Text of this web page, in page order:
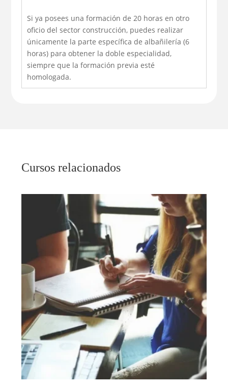
Si ya posees una formación de 20 horas en otro
oficio del sector construcción, puedes realizar
únicamente la parte específica de albañilería (6
horas) para obtener la doble especialidad,
siempre que la formación previa esté
homologada.
Cursos relacionados